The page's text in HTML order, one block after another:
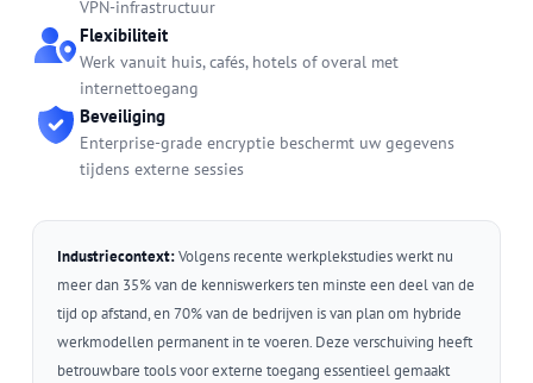
VPN-infrastructuur
Flexibiliteit
Werk vanuit huis, cafés, hotels of overal met
internettoegang
Beveiliging
Enterprise-grade encryptie beschermt uw gegevens
tijdens externe sessies
Industriecontext:Volgens recente werkplekstudies werkt nu
meer dan 35% van de kenniswerkers ten minste een deel van de
tijd op afstand, en 70% van de bedrijven is van plan om hybride
werkmodellen permanent in te voeren. Deze verschuiving heeft
betrouwbare tools voor externe toegang essentieel gemaakt